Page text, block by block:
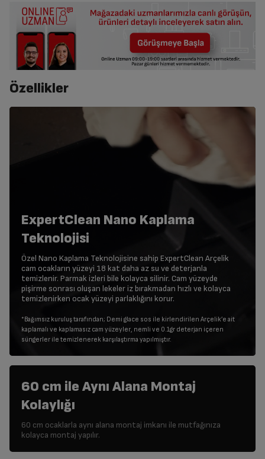
Özellikler
ExpertClean Nano Kaplama
Teknolojisi
Özel Nano Kaplama Teknolojisine sahip ExpertClean Arçelik
cam ocakların yüzeyi 18 kat daha az su ve deterjanla
temizlenir. Parmak izleri bile kolayca silinir. Cam yüzeyde
pişirme sonrası oluşan lekeler iz bırakmadan hızlı ve kolayca
temizlenirken ocak yüzeyi parlaklığını korur.
*Bağımsız kuruluş tarafından; Demi glace sos ile kirlendirilen Arçelik’e ait
kaplamalı ve kaplamasız cam yüzeyler, nemli ve 0.1gr deterjan içeren
süngerler ile temizlenerek karşılaştırma yapılmıştır.
60 cm ile Aynı Alana Montaj
Kolaylığı
60 cm ocaklarla aynı alana montaj imkanı ile mutfağınıza
kolayca montaj yapılır.